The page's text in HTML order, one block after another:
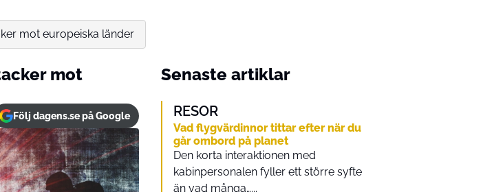
mot europeiska länder
mot
Följ dagens.se på Google
Senaste artiklar
RESOR
Vad flygvärdinnor tittar efter när du
går ombord på planet
Den korta interaktionen med
kabinpersonalen fyller ett större syfte
än vad många…...